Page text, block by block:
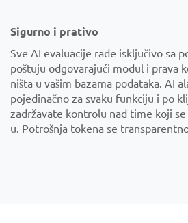
Sigurno i prativo
Sve AI evaluacije rade isključivo sa
poštuju odgovarajući modul i prava
ništa u vašim bazama podataka. AI
pojedinačno za svaku funkciju i po
zadržavate kontrolu nad time koji
u. Potrošnja tokena se